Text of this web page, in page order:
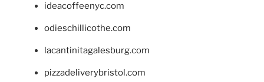
ideacoffeenyc.com
odieschillicothe.com
lacantinitagalesburg.com
pizzadeliverybristol.com